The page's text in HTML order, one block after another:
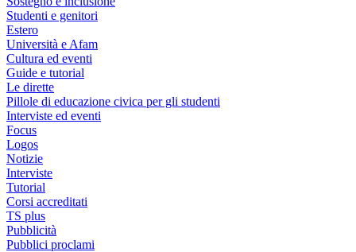
Studenti e genitori
Estero
Università e Afam
Cultura ed eventi
Guide e tutorial
Le dirette
Pillole di educazione civica per gli studenti
Interviste ed eventi
Focus
Logos
Notizie
Interviste
Tutorial
Corsi accreditati
TS plus
Pubblicità
Pubblici proclami